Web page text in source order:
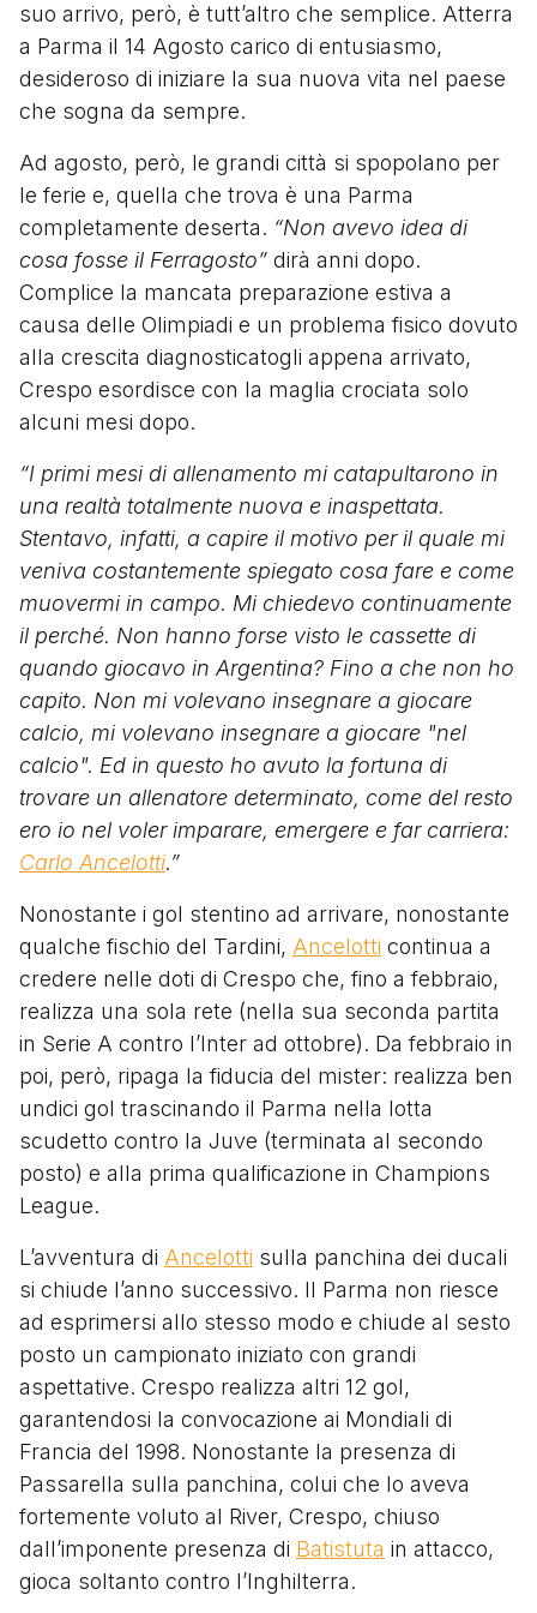
suo arrivo, però, è tutt’altro che semplice. Atterra
a Parma il 14 Agosto carico di entusiasmo,
desideroso di iniziare la sua nuova vita nel paese
che sogna da sempre.
Ad agosto, però, le grandi città si spopolano per
le ferie e, quella che trova è una Parma
completamente deserta. “Non avevo idea di
cosa fosse il Ferragosto” dirà anni dopo.
Complice la mancata preparazione estiva a
causa delle Olimpiadi e un problema fisico dovuto
alla crescita diagnosticatogli appena arrivato,
Crespo esordisce con la maglia crociata solo
alcuni mesi dopo.
“I primi mesi di allenamento mi catapultarono in
una realtà totalmente nuova e inaspettata.
Stentavo, infatti, a capire il motivo per il quale mi
veniva costantemente spiegato cosa fare e come
muovermi in campo. Mi chiedevo continuamente
il perché. Non hanno forse visto le cassette di
quando giocavo in Argentina? Fino a che non ho
capito. Non mi volevano insegnare a giocare
calcio, mi volevano insegnare a giocare "nel
calcio". Ed in questo ho avuto la fortuna di
trovare un allenatore determinato, come del resto
ero io nel voler imparare, emergere e far carriera:
Carlo Ancelotti.”
Nonostante i gol stentino ad arrivare, nonostante
qualche fischio del Tardini, Ancelotti continua a
credere nelle doti di Crespo che, fino a febbraio,
realizza una sola rete (nella sua seconda partita
in Serie A contro l’Inter ad ottobre). Da febbraio in
poi, però, ripaga la fiducia del mister: realizza ben
undici gol trascinando il Parma nella lotta
scudetto contro la Juve (terminata al secondo
posto) e alla prima qualificazione in Champions
League.
L’avventura di Ancelotti sulla panchina dei ducali
si chiude l’anno successivo. Il Parma non riesce
ad esprimersi allo stesso modo e chiude al sesto
posto un campionato iniziato con grandi
aspettative. Crespo realizza altri 12 gol,
garantendosi la convocazione ai Mondiali di
Francia del 1998. Nonostante la presenza di
Passarella sulla panchina, colui che lo aveva
fortemente voluto al River, Crespo, chiuso
dall’imponente presenza di Batistuta in attacco,
gioca soltanto contro l’Inghilterra.